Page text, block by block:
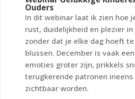
Ouders
In dit webinar laat ik zien hoe
rust, duidelijkheid en plezier
zonder dat je elke dag hoeft
blussen. December is vaak
emoties groter zijn, prikkels
terugkerende patronen
zichtbaar worden.